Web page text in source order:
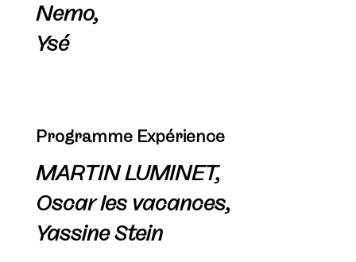
Nemo,
Ysé
Programme Expérience
MARTIN LUMINET,
Oscar les vacances,
Yassine Stein